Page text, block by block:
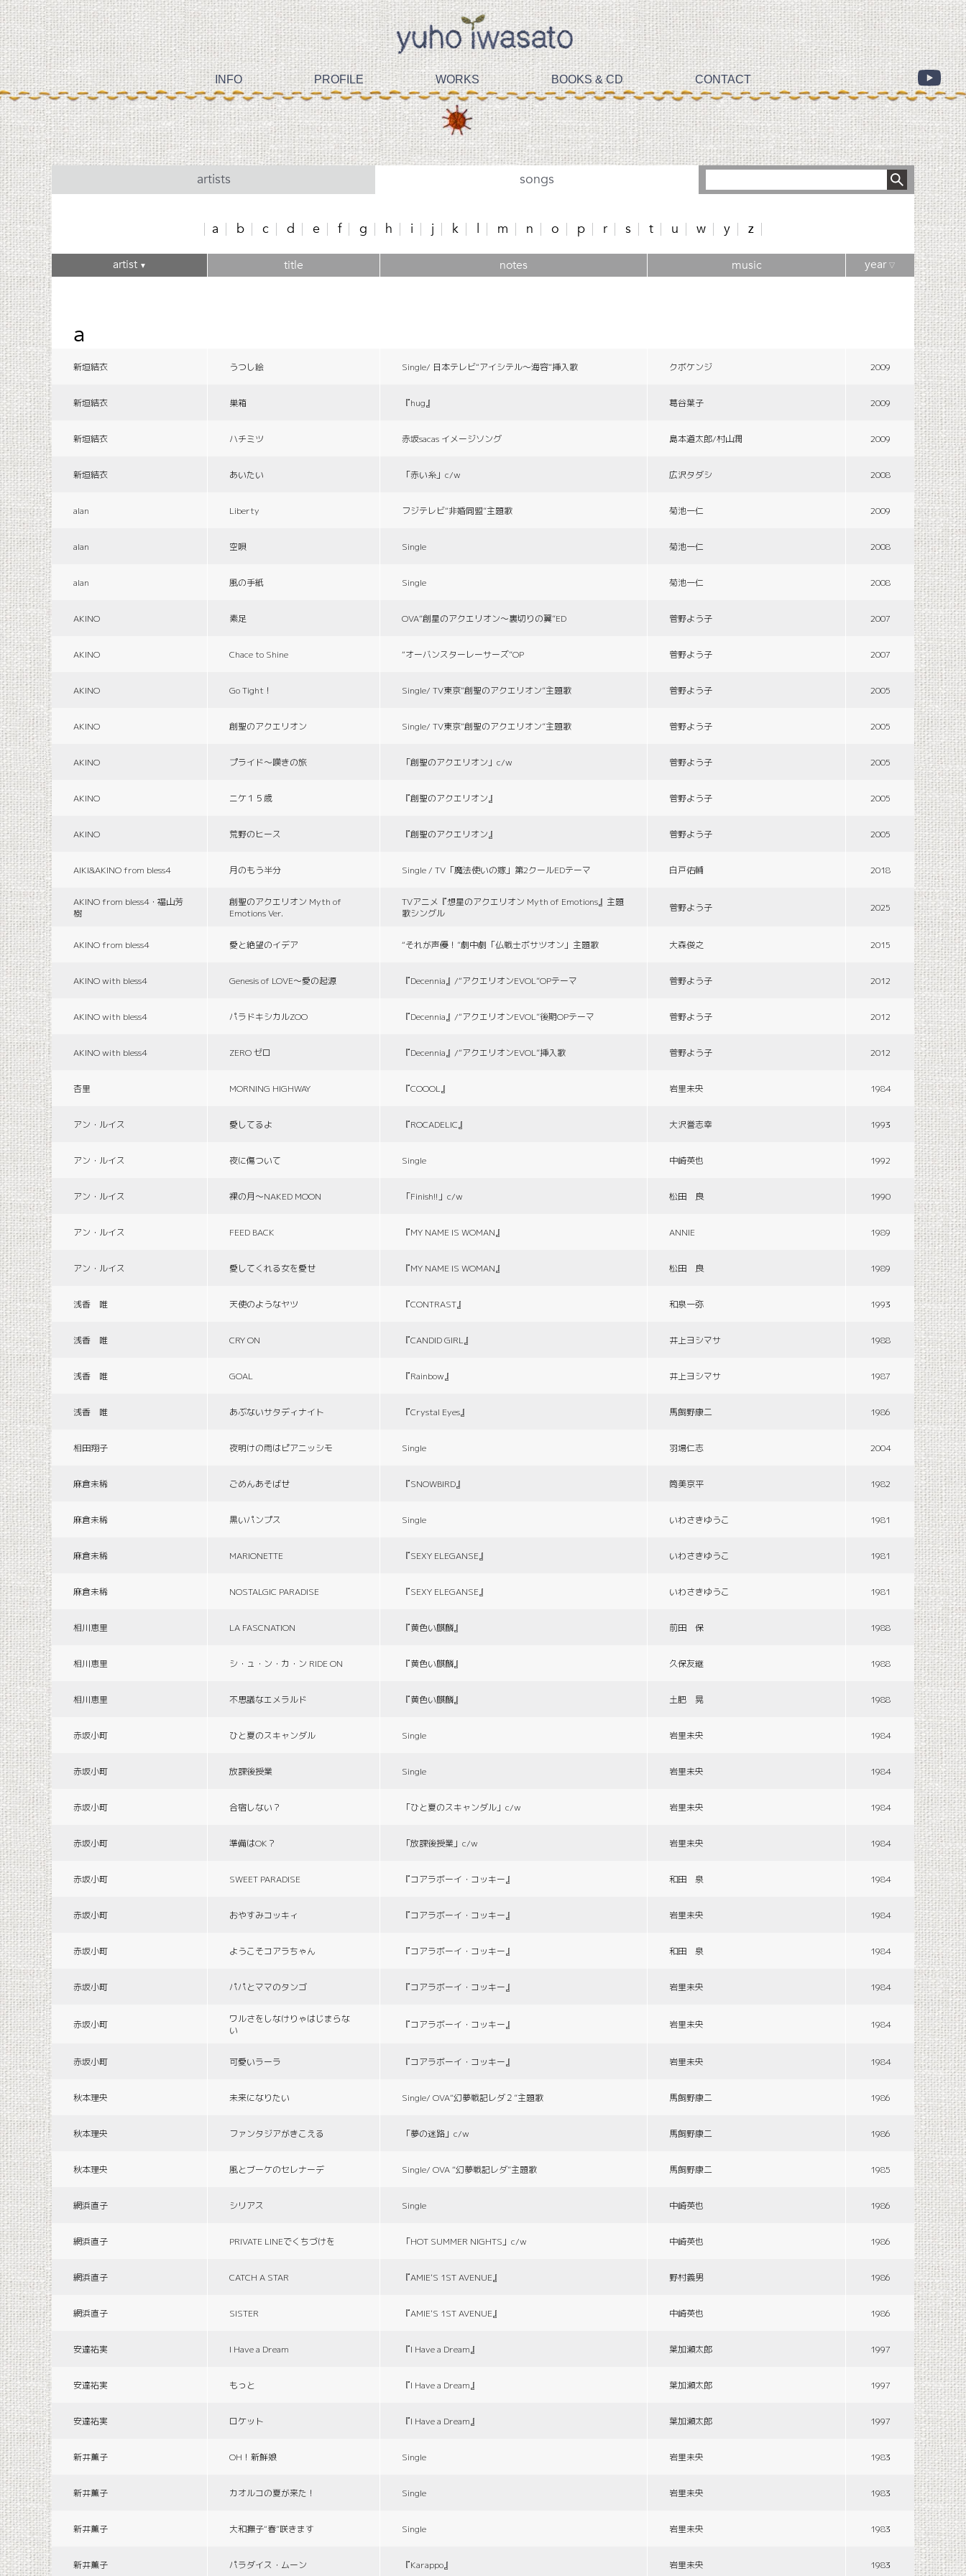
INFO PROFILE WORKS BOOKS & CD CONTACT
artists songs
a b c d e f g h i j k l m n o p r s t u w y z
artist▼ title notes music year▽
a
新垣結衣 うつし絵 Single/ 日本テレビ“アイシテル〜海容”挿入歌 クボケンジ 2009
新垣結衣 巣箱 『hug』 葛谷葉子 2009
新垣結衣 ハチミツ 赤坂sacas イメージソング 島本道太郎/村山潤 2009
新垣結衣 あいたい 「赤い糸」c/w 広沢タダシ 2008
alan Liberty フジテレビ“非婚同盟”主題歌 菊池一仁 2009
alan 空唄 Single 菊池一仁 2008
alan 風の手紙 Single 菊池一仁 2008
AKINO 素足 OVA“創星のアクエリオン〜裏切りの翼”ED 菅野よう子 2007
AKINO Chace to Shine “オーバンスターレーサーズ”OP 菅野よう子 2007
AKINO Go Tight！ Single/ TV東京“創聖のアクエリオン”主題歌 菅野よう子 2005
AKINO 創聖のアクエリオン Single/ TV東京“創聖のアクエリオン”主題歌 菅野よう子 2005
AKINO プライド〜嘆きの旅 「創聖のアクエリオン」c/w 菅野よう子 2005
AKINO ニケ１５歳 『創聖のアクエリオン』 菅野よう子 2005
AKINO 荒野のヒース 『創聖のアクエリオン』 菅野よう子 2005
AIKI&AKINO from bless4 月のもう半分 Single / TV「魔法使いの嫁」第2クールEDテーマ 白戸佑輔 2018
AKINO from bless4・福山芳
樹
創聖のアクエリオン Myth of
Emotions Ver.
TVアニメ『想星のアクエリオン Myth of Emotions』主題
歌シングル
菅野よう子 2025
AKINO from bless4 愛と絶望のイデア “それが声優！”劇中劇「仏戦士ボサツオン」主題歌 大森俊之 2015
AKINO with bless4 Genesis of LOVE〜愛の起源 『Decennia』/“アクエリオンEVOL”OPテーマ 菅野よう子 2012
AKINO with bless4 パラドキシカルZOO 『Decennia』/“アクエリオンEVOL”後期OPテーマ 菅野よう子 2012
AKINO with bless4 ZERO ゼロ 『Decennia』/“アクエリオンEVOL”挿入歌 菅野よう子 2012
杏里 MORNING HIGHWAY 『COOOL』 岩里未央 1984
アン・ルイス 愛してるよ 『ROCADELIC』 大沢誉志幸 1993
アン・ルイス 夜に傷ついて Single 中崎英也 1992
アン・ルイス 裸の月〜NAKED MOON 「Finish!!」c/w 松田 良 1990
アン・ルイス FEED BACK 『MY NAME IS WOMAN』 ANNIE 1989
アン・ルイス 愛してくれる女を愛せ 『MY NAME IS WOMAN』 松田 良 1989
浅香 唯 天使のようなヤツ 『CONTRAST』 和泉一弥 1993
浅香 唯 CRY ON 『CANDID GIRL』 井上ヨシマサ 1988
浅香 唯 GOAL 『Rainbow』 井上ヨシマサ 1987
浅香 唯 あぶないサタディナイト 『Crystal Eyes』 馬飼野康二 1986
相田翔子 夜明けの雨はピアニッシモ Single 羽場仁志 2004
麻倉未稀 ごめんあそばせ 『SNOWBIRD』 筒美京平 1982
麻倉未稀 黒いパンプス Single いわさきゆうこ 1981
麻倉未稀 MARIONETTE 『SEXY ELEGANSE』 いわさきゆうこ 1981
麻倉未稀 NOSTALGIC PARADISE 『SEXY ELEGANSE』 いわさきゆうこ 1981
相川恵里 LA FASCNATION 『黄色い麒麟』 前田 保 1988
相川恵里 シ・ュ・ン・カ・ン RIDE ON 『黄色い麒麟』 久保友継 1988
相川恵里 不思議なエメラルド 『黄色い麒麟』 土肥 晃 1988
赤坂小町 ひと夏のスキャンダル Single 岩里未央 1984
赤坂小町 放課後授業 Single 岩里未央 1984
赤坂小町 合宿しない？ 「ひと夏のスキャンダル」c/w 岩里未央 1984
赤坂小町 準備はOK？ 「放課後授業」c/w 岩里未央 1984
赤坂小町 SWEET PARADISE 『コアラボーイ・コッキー』 和田 泉 1984
赤坂小町 おやすみコッキィ 『コアラボーイ・コッキー』 岩里未央 1984
赤坂小町 ようこそコアラちゃん 『コアラボーイ・コッキー』 和田 泉 1984
赤坂小町 パパとママのタンゴ 『コアラボーイ・コッキー』 岩里未央 1984
赤坂小町
ワルさをしなけりゃはじまらな
い
『コアラボーイ・コッキー』 岩里未央 1984
赤坂小町 可愛いラーラ 『コアラボーイ・コッキー』 岩里未央 1984
秋本理央 未来になりたい Single/ OVA“幻夢戦記レダ２”主題歌 馬飼野康二 1986
秋本理央 ファンタジアがきこえる 「夢の迷路」c/w 馬飼野康二 1986
秋本理央 風とブーケのセレナーデ Single/ OVA “幻夢戦記レダ”主題歌 馬飼野康二 1985
網浜直子 シリアス Single 中崎英也 1986
網浜直子 PRIVATE LINEでくちづけを 「HOT SUMMER NIGHTS」c/w 中崎英也 1986
網浜直子 CATCH A STAR 『AMIE'S 1ST AVENUE』 野村義男 1986
網浜直子 SISTER 『AMIE'S 1ST AVENUE』 中崎英也 1986
安達祐実 I Have a Dream 『I Have a Dream』 葉加瀬太郎 1997
安達祐実 もっと 『I Have a Dream』 葉加瀬太郎 1997
安達祐実 ロケット 『I Have a Dream』 葉加瀬太郎 1997
新井薫子 OH！新鮮娘 Single 岩里未央 1983
新井薫子 カオルコの夏が来た！ Single 岩里未央 1983
新井薫子 大和撫子“春”咲きます Single 岩里未央 1983
新井薫子 パラダイス・ムーン 『Karappo』 岩里未央 1983